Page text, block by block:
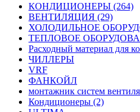
КОНДИЦИОНЕРЫ (264)
ВЕНТИЛЯЦИЯ (29)
ХОЛОДИЛЬНОЕ
ТЕПЛОВОЕ
Расходный материал для
ЧИЛЛЕРЫ
VRF
ФАНКОЙЛ
монтажник систем
Кондиционеры (2)